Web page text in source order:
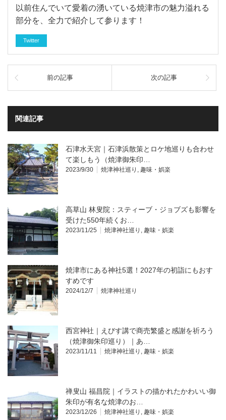
以前住んでいて愛着の湧いている焼津市の魅力溢れる
部分を、全力で紹介して参ります！
Twitter
前の記事 次の記事
関連記事
石津水天宮｜石津浜散策とロケ地巡りも合わせ
て楽しもう（焼津御朱印…
2023/9/30 焼津神社巡り 趣味・娯楽
高草山 林叟院：スティーブ・ジョブズも影響を
受けた550年続くお…
2023/11/25 焼津神社巡り 趣味・娯楽
焼津市にある神社5選！2027年の初詣にもおす
すめです
2024/12/7 焼津神社巡り
西宮神社｜えびす講で商売繁盛と感謝を祈ろう
（焼津御朱印巡り）｜あ…
2023/11/11 焼津神社巡り 趣味・娯楽
禅叟山 福昌院｜イラストの描かれたかわいい御
朱印が有名な焼津のお…
2023/12/26 焼津神社巡り 趣味・娯楽